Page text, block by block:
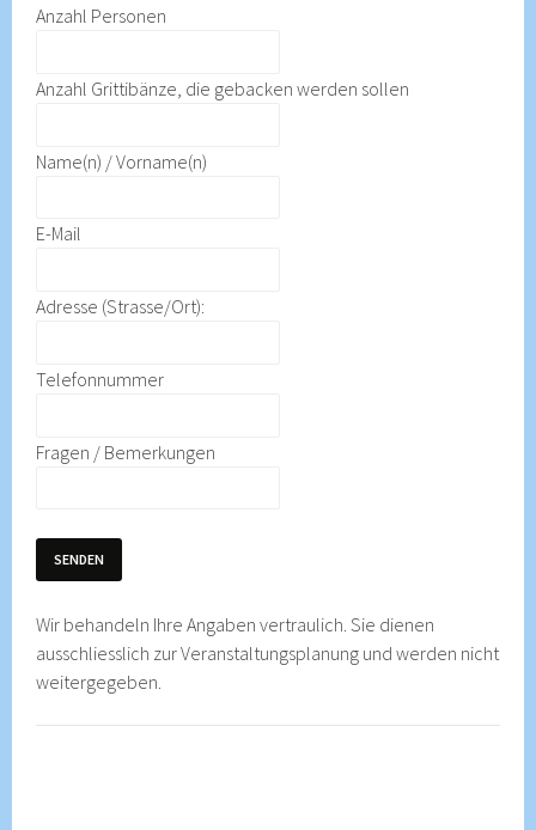
Anzahl Personen
Anzahl Grittibänze, die gebacken werden sollen
Name(n) / Vorname(n)
E-Mail
Adresse (Strasse/Ort):
Telefonnummer
Fragen / Bemerkungen
SENDEN
Wir behandeln Ihre Angaben vertraulich. Sie dienen
ausschliesslich zur Veranstaltungsplanung und werden nicht
weitergegeben.